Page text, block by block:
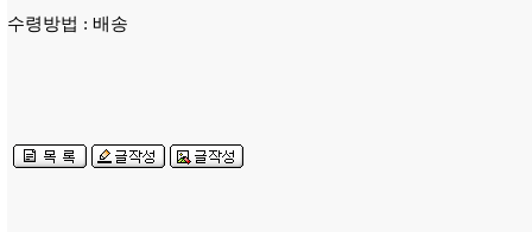
수령방법 : 배송